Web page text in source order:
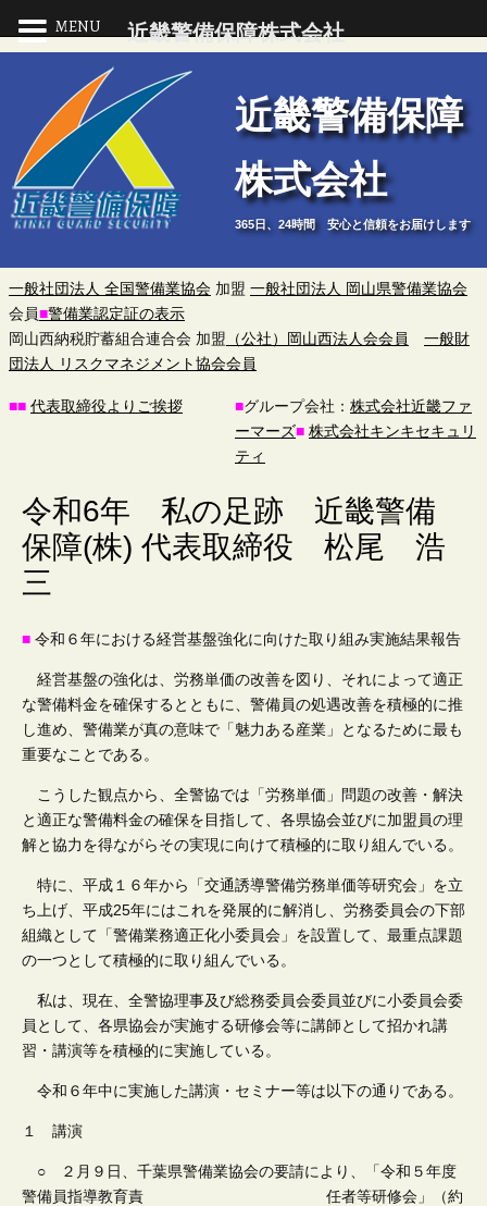
近
畿
警
備
保
障
株
会
社
近畿警備保障
株式会社
365日、24時間 安心と信頼をお届けします
一般社団法人 全国警備業協会 加盟 一般社団法人 岡山県警備業協会
会員■警備業認定証の表示
岡山西納税貯蓄組合連合会 加盟 （公社）岡山西法人会会員
一般財
団法人 リスクマネジメント協会会員
■■ 代表取締役よりご挨拶 ■グループ会社： 株式会社近畿ファ
ーマーズ■ 株式会社キンキセキュリ
ティ
令和6年 私の足跡 近畿警備
保障(株) 代表取締役 松尾 浩
三
■ 令和６年における経営基盤強化に向けた取り組み実施結果報告
経営基盤の強化は、労務単価の改善を図り、それによって適正
な警備料金を確保するとともに、警備員の処遇改善を積極的に推
し進め、警備業が真の意味で「魅力ある産業」となるために最も
重要なことである。
こうした観点から、全警協では「労務単価」問題の改善・解決
と適正な警備料金の確保を目指して、各県協会並びに加盟員の理
解と協力を得ながらその実現に向けて積極的に取り組んでいる。
特に、平成１６年から「交通誘導警備労務単価等研究会」を立
ち上げ、平成25年にはこれを発展的に解消し、労務委員会の下部
組織として「警備業務適正化小委員会」を設置して、最重点課題
の一つとして積極的に取り組んでいる。
私は、現在、全警協理事及び総務委員会委員並びに小委員会委
員として、各県協会が実施する研修会等に講師として招かれ講
習・講演等を積極的に実施している。
令和６年中に実施した講演・セミナー等は以下の通りである。
１ 講演
○ ２月９日、千葉県警備業協会の要請により、「令和５年度
警備員指導教育責 任者等研修会」（約
MENU 近畿警備保障株式会社